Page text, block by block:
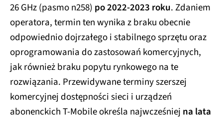
26 GHz (pasmo n258) po 2022-2023 roku. Zdaniem
operatora, termin ten wynika z braku obecnie
odpowiednio dojrzałego i stabilnego sprzętu oraz
oprogramowania do zastosowań komercyjnych,
jak również braku popytu rynkowego na te
rozwiązania. Przewidywane terminy szerszej
komercyjnej dostępności sieci i urządzeń
abonenckich T-Mobile określa najwcześniej na lata